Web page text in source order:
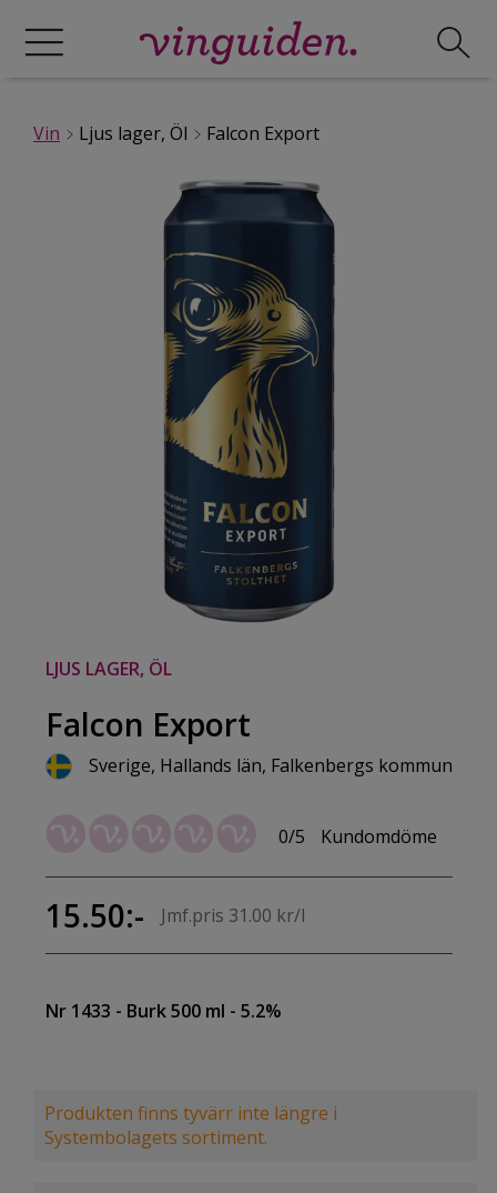
Vin Ljus lager, Öl Falcon Export
LJUS LAGER, ÖL
Falcon Export
Sverige, Hallands län, Falkenbergs kommun
0/5 Kundomdöme
15.50:- Jmf.pris 31.00 kr/l
Nr 1433 - Burk 500 ml - 5.2%
Produkten finns tyvärr inte längre i
Systembolagets sortiment.